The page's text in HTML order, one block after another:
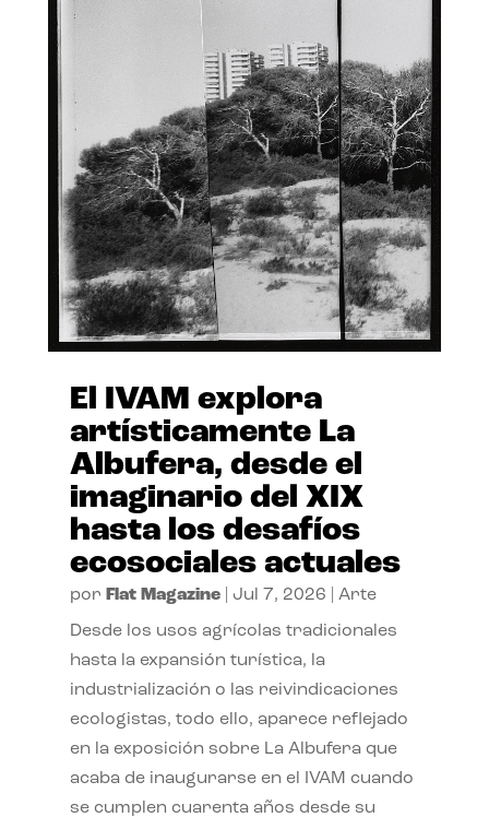
El IVAM explora
artísticamente La
Albufera, desde el
imaginario del XIX
hasta los desafíos
ecosociales actuales
por Flat Magazine| Jul 7, 2026 Arte
Desde los usos agrícolas tradicionales
hasta la expansión turística, la
industrialización o las reivindicaciones
ecologistas, todo ello, aparece reflejado
en la exposición sobre La Albufera que
acaba de inaugurarse en el IVAM cuando
se cumplen cuarenta años desde su